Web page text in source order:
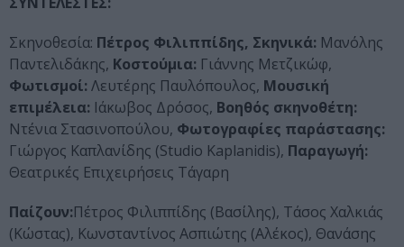
Σκηνοθεσία: Πέτρος Φιλιππίδης, Σκηνικά: Μανόλης
Παντελιδάκης, Κοστούμια: Γιάννης Μετζικώφ,
Φωτισμοί: Λευτέρης Παυλόπουλος, Μουσική
επιμέλεια: Ιάκωβος Δρόσος, Βοηθός σκηνοθέτη:
Ντένια Στασινοπούλου, Φωτογραφίες παράστασης:
Γιώργος Καπλανίδης (Studio Kaplanidis), Παραγωγή:
Θεατρικές Επιχειρήσεις Τάγαρη
Παίζουν:Πέτρος Φιλιππίδης (Βασίλης), Τάσος Χαλκιάς
(Κώστας), Κωνσταντίνος Ασπιώτης (Αλέκος), Θανάσης